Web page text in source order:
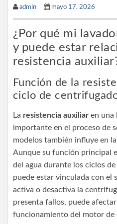
admin mayo 17, 2026
¿Por qué mi
y puede estar
resistencia
Función de la
ciclo de
La resistencia auxiliar en una
importante en el proceso de
modelos también influye en
Aunque su función principal
del agua durante los ciclos
puede estar vinculada con el
activa o desactiva la
presenta fallos, puede
funcionamiento del motor